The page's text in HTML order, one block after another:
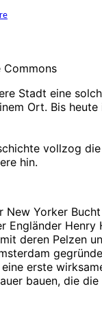
Commons
Stadt eine
Ort. Bis
vollzog
hin.
New Yorker
Engländer
deren Pelzen
erste
bauen, die